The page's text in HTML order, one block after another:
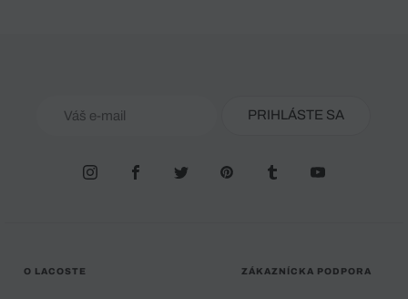
PRIHLÁSTE SA
O LACOSTE ZÁKAZNÍCKA PODPORA